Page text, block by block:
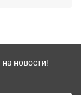
новости!